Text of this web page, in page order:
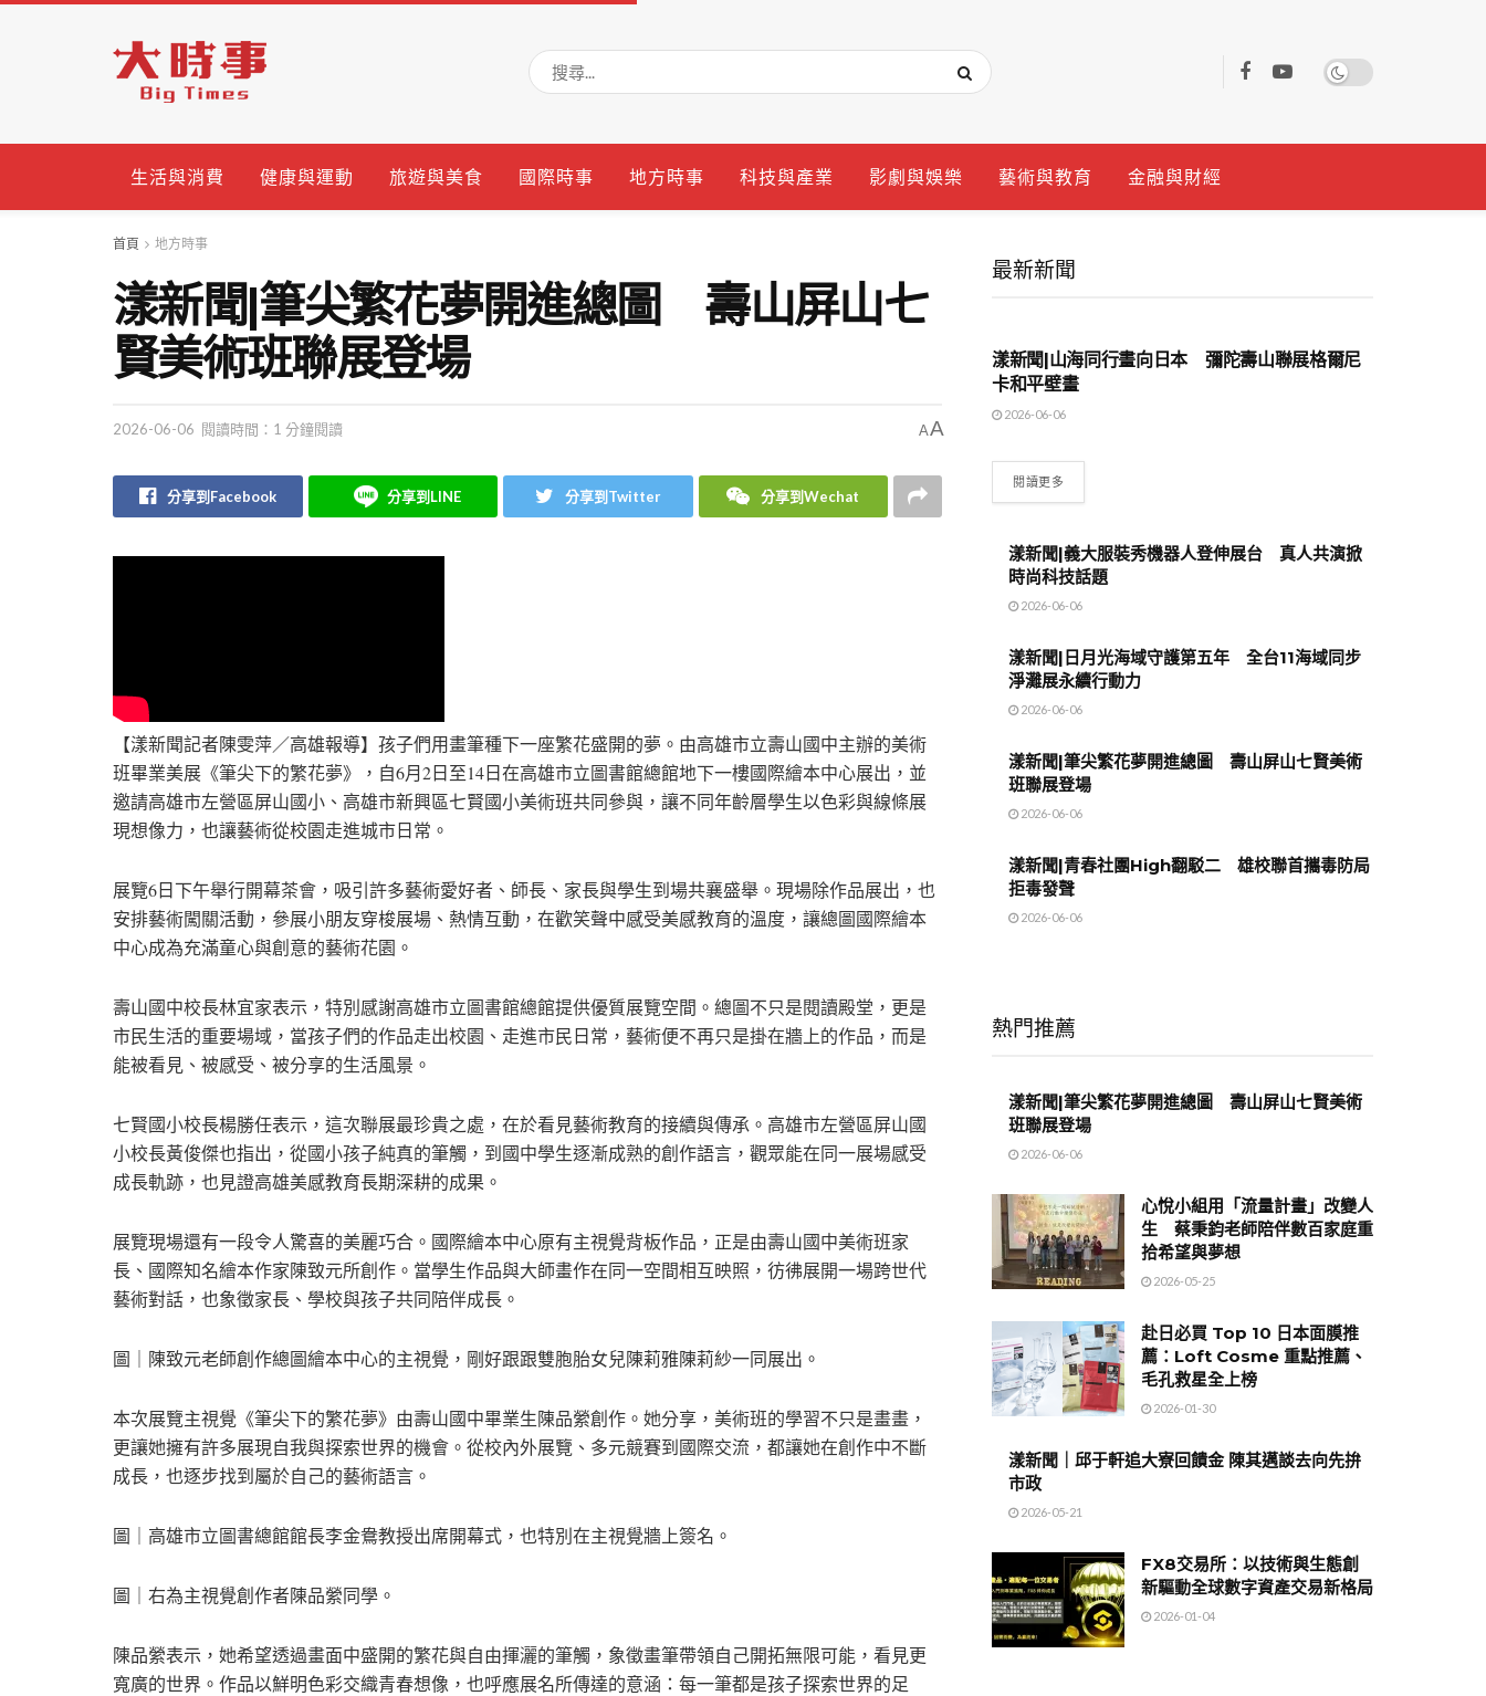
生活與消費 健康與運動 旅遊與美食 國際時事 地方時事 科技與產業 影劇與娛樂 藝術與教育 金融與財經
首頁 地方時事
漾新聞|筆尖繁花夢開進總圖 壽山屏山七
賢美術班聯展登場
2026-06-06 閱讀時間：1 分鐘閱讀 AA
分享到Facebook 分享到LINE 分享到Twitter 分享到Wechat
【漾新聞記者陳雯萍／高雄報導】孩子們用畫筆種下一座繁花盛開的夢。由高雄市立壽山國中主辦的美術
班畢業美展《筆尖下的繁花夢》，自6月2日至14日在高雄市立圖書館總館地下一樓國際繪本中心展出，並
邀請高雄市左營區屏山國小、高雄市新興區七賢國小美術班共同參與，讓不同年齡層學生以色彩與線條展
現想像力，也讓藝術從校園走進城市日常。
展覽6日下午舉行開幕茶會，吸引許多藝術愛好者、師長、家長與學生到場共襄盛舉。現場除作品展出，也
安排藝術闖關活動，參展小朋友穿梭展場、熱情互動，在歡笑聲中感受美感教育的溫度，讓總圖國際繪本
中心成為充滿童心與創意的藝術花園。
壽山國中校長林宜家表示，特別感謝高雄市立圖書館總館提供優質展覽空間。總圖不只是閱讀殿堂，更是
市民生活的重要場域，當孩子們的作品走出校園、走進市民日常，藝術便不再只是掛在牆上的作品，而是
能被看見、被感受、被分享的生活風景。
七賢國小校長楊勝任表示，這次聯展最珍貴之處，在於看見藝術教育的接續與傳承。高雄市左營區屏山國
小校長黃俊傑也指出，從國小孩子純真的筆觸，到國中學生逐漸成熟的創作語言，觀眾能在同一展場感受
成長軌跡，也見證高雄美感教育長期深耕的成果。
展覽現場還有一段令人驚喜的美麗巧合。國際繪本中心原有主視覺背板作品，正是由壽山國中美術班家
長、國際知名繪本作家陳致元所創作。當學生作品與大師畫作在同一空間相互映照，彷彿展開一場跨世代
藝術對話，也象徵家長、學校與孩子共同陪伴成長。
圖｜陳致元老師創作總圖繪本中心的主視覺，剛好跟跟雙胞胎女兒陳莉雅陳莉紗一同展出。
本次展覽主視覺《筆尖下的繁花夢》由壽山國中畢業生陳品縈創作。她分享，美術班的學習不只是畫畫，
更讓她擁有許多展現自我與探索世界的機會。從校內外展覽、多元競賽到國際交流，都讓她在創作中不斷
成長，也逐步找到屬於自己的藝術語言。
圖｜高雄市立圖書總館館長李金鴦教授出席開幕式，也特別在主視覺牆上簽名。
圖｜右為主視覺創作者陳品縈同學。
陳品縈表示，她希望透過畫面中盛開的繁花與自由揮灑的筆觸，象徵畫筆帶領自己開拓無限可能，看見更
寬廣的世界。作品以鮮明色彩交織青春想像，也呼應展名所傳達的意涵：每一筆都是孩子探索世界的足
最新新聞
地方時事
漾新聞|山海同行畫向日本 彌陀壽山聯展格爾尼
卡和平壁畫
2026-06-06
閱讀更多
漾新聞|義大服裝秀機器人登伸展台 真人共演掀
時尚科技話題
2026-06-06
漾新聞|日月光海域守護第五年 全台11海域同步
淨灘展永續行動力
2026-06-06
漾新聞|筆尖繁花夢開進總圖 壽山屏山七賢美術
班聯展登場
2026-06-06
漾新聞|青春社團High翻駁二 雄校聯首攜毒防局
拒毒發聲
2026-06-06
熱門推薦
漾新聞|筆尖繁花夢開進總圖 壽山屏山七賢美術
班聯展登場
2026-06-06
心悅小組用「流量計畫」改變人
生 蔡秉鈞老師陪伴數百家庭重
拾希望與夢想
2026-05-25
赴日必買 Top 10 日本面膜推
薦：Loft Cosme 重點推薦、
毛孔救星全上榜
2026-01-30
漾新聞｜邱于軒追大寮回饋金 陳其邁談去向先拚
市政
2026-05-21
FX8交易所：以技術與生態創
新驅動全球數字資產交易新格局
2026-01-04